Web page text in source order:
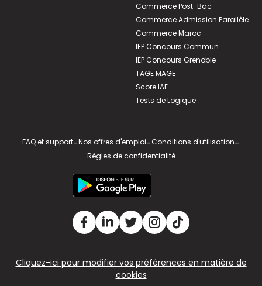
Commerce Post-Bac
Commerce Admission Parallèle
Commerce Maroc
IEP Concours Commun
IEP Concours Grenoble
TAGE MAGE
Score IAE
Tests de Logique
FAQ et support-Nos offres d'emploi-Conditions d'utilisation-
Règles de confidentialité
Cliquez-ici pour modifier vos préférences en matière de
cookies